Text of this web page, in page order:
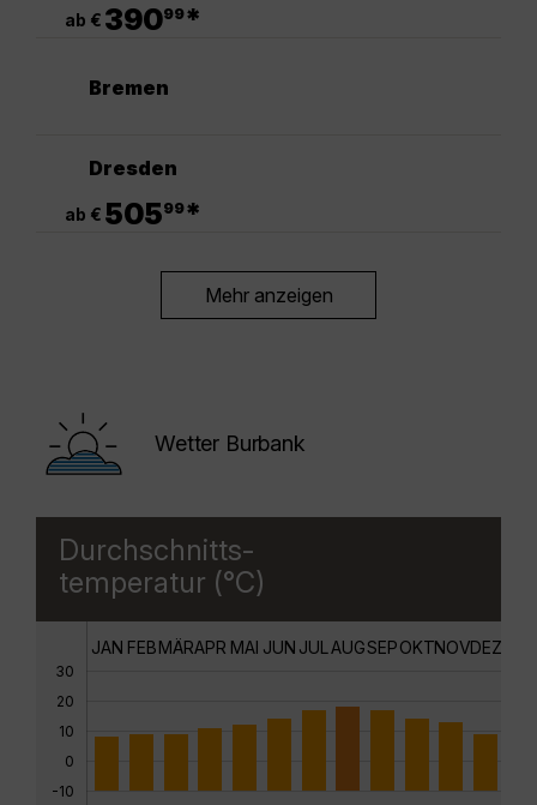
ab € 39099*
Bremen
Dresden
ab € 50599*
Mehr anzeigen
Wetter Burbank
Durchschnitts-
temperatur (°C)
30
20
10
0
-10
JAN FEBMÄRAPR MAI JUN JUL AUGSEPOKTNOVDEZ